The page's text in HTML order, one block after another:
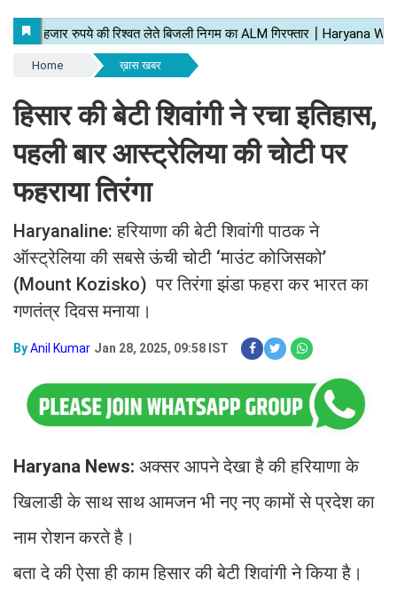
Home ख़ास खबर
हिसार की बेटी शिवांगी ने रचा इतिहास,
पहली बार आस्ट्रेलिया की चोटी पर
फहराया तिरंगा
Haryanaline: हरियाणा की बेटी शिवांगी पाठक ने
ऑस्ट्रेलिया की सबसे ऊंची चोटी ‘माउंट कोजिसको’
(Mount Kozisko) पर तिरंगा झंडा फहरा कर भारत का
गणतंत्र दिवस मनाया।
ByAnil Kumar Jan 28, 2025, 09:58 IST
Haryana News: अक्सर आपने देखा है की हरियाणा के
खिलाडी के साथ साथ आमजन भी नए नए कामों से प्रदेश का
नाम रोशन करते है।
बता दे की ऐसा ही काम हिसार की बेटी शिवांगी ने किया है।